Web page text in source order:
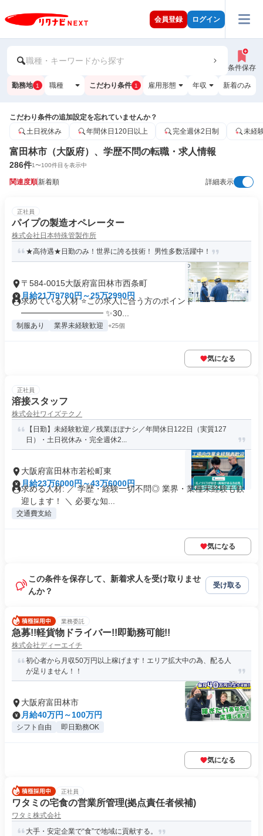
会員登録 ログイン
職種・キーワードから探す
条件保存
勤務地 1 職種 こだわり条件 1 雇用形態 年収 新着のみ
こだわり条件の追加設定を忘れていませんか？
土日祝休み
年間休日120日以上 完全週休2日制 未経
富田林市（大阪府）、学歴不問の転職・求人情報
286件1〜100件目を表示中
関連度順新着順 詳細表示
正社員
パイプの製造オペレーター
株式会社日本特殊管製作所
★高待遇★日勤のみ！世界に誇る技術！ 男性多数活躍中！
〒584-0015大阪府富田林市西条町
月給21万9780円～25万2990円
求めている人材 ⭐この求人に合う方のポイント ━━━━━━
━━━━━━━━━━ ✨30...
制服あり 業界未経験歓迎 +25個
気になる
正社員
溶接スタッフ
株式会社ワイズテクノ
【日勤】未経験歓迎／残業ほぼナシ／年間休日122日（実質127
日）・土日祝休み・完全週休2...
大阪府富田林市若松町東
月給23万6000円～43万6000円
求める人材: ／ 学歴・経験一切不問◎ 業界・業種未経験も歓
迎します！ ＼ 必要な知...
交通費支給
気になる
この条件を保存して、新着求人を受け取りませ
んか？
受け取る
業務委託
急募!!軽貨物ドライバー!!即勤務可能!!
株式会社ディーエイチ
初心者から月収50万円以上稼げます！エリア拡大中の為、配る人
が足りません！！
大阪府富田林市
月給40万円～100万円
シフト自由 即日勤務OK
気になる
正社員
ワタミの宅食の営業所管理(拠点責任者候補)
ワタミ株式会社
大手・安定企業で“食”で地域に貢献する。